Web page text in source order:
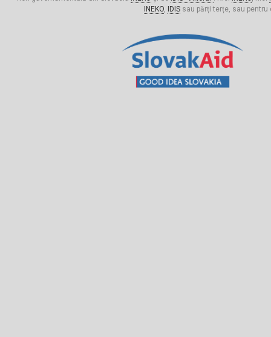
INEKO, IDISsau părți terțe, sau pentru